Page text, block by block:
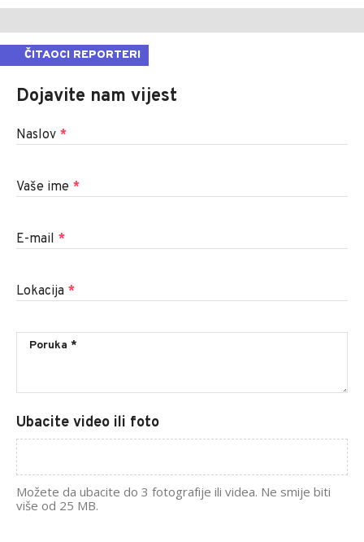
ČITAOCI REPORTERI
Dojavite nam vijest
Naslov *
Vaše ime *
E-mail *
Lokacija *
Ubacite video ili foto
Možete da ubacite do 3 fotografije ili videa. Ne smije biti
više od 25 MB.